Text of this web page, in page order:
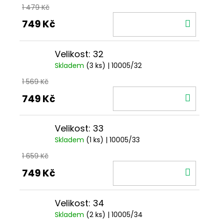
1 479 Kč
749 Kč
Velikost: 32
Skladem (3 ks) | 10005/32
1 569 Kč
749 Kč
Velikost: 33
Skladem (1 ks) | 10005/33
1 659 Kč
749 Kč
Velikost: 34
Skladem (2 ks) | 10005/34